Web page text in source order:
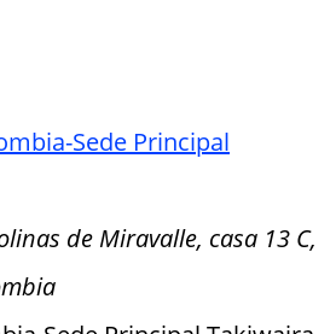
Sede Principal
de Miravalle, casa 13 C,